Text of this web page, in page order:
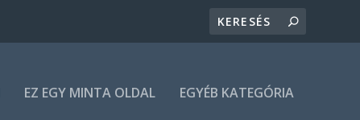
EZ EGY MINTA OLDAL EGYÉB KATEGÓRIA